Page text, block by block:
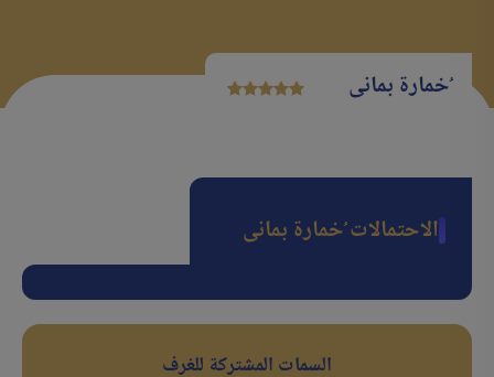
ُخمارة بمانی
الاحتمالات ُخمارة بمانی
السمات المشتركة للغرف